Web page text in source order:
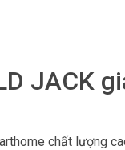
JACK
chất lượng